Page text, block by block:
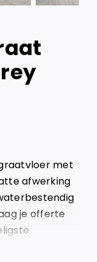
met
afwerking
je offerte